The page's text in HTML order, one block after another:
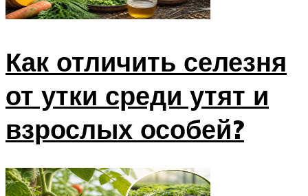
Как отличить селезня
от утки среди утят и
взрослых особей?